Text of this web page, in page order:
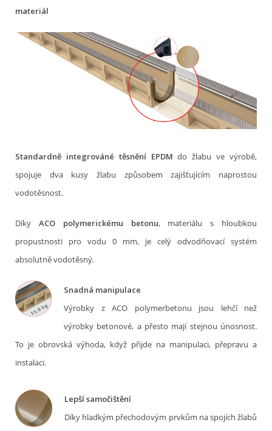
materiál
Standardně integrováné těsnění EPDM do žlabu ve výrobě,
spojuje dva kusy žlabu způsobem zajišťujícím naprostou
vodotěsnost.
Díky ACO polymerickému betonu, materiálu s hloubkou
propustnosti pro vodu 0 mm, je celý odvodňovací systém
absolutně vodotěsný.
Snadná manipulace
Výrobky z ACO polymerbetonu jsou lehčí než
výrobky betonové, a přesto mají stejnou únosnost.
To je obrovská výhoda, když přijde na manipulaci, přepravu a
instalaci.
Lepší samočištění
Díky hladkým přechodovým prvkům na spojích žlabů